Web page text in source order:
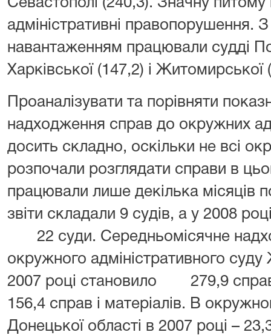
Севастополі (240,3). Значну
адміністративні правопорушення.
навантаженням працювали судді
Харківської (147,2) і Житомирської
Проаналізувати та порівняти
надходження справ до окружних
досить складно, оскільки не всі
розпочали розглядати справи в
працювали лише декілька місяців
звіти складали 9 судів, а у 2008
22 суди. Середньомісячне
окружного адміністративного
2007 році становило 279,9
156,4 справ і матеріалів. В
Донецької області в 2007 році –